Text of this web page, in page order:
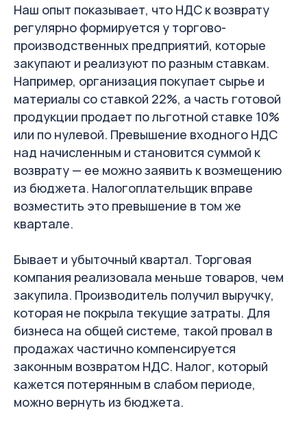
Наш опыт показывает, что НДС к возврату
регулярно формируется у торгово-
производственных предприятий, которые
закупают и реализуют по разным ставкам.
Например, организация покупает сырье и
материалы со ставкой 22%, а часть готовой
продукции продает по льготной ставке 10%
или по нулевой. Превышение входного НДС
над начисленным и становится суммой к
возврату — ее можно заявить к возмещению
из бюджета. Налогоплательщик вправе
возместить это превышение в том же
квартале.
Бывает и убыточный квартал. Торговая
компания реализовала меньше товаров, чем
закупила. Производитель получил выручку,
которая не покрыла текущие затраты. Для
бизнеса на общей системе, такой провал в
продажах частично компенсируется
законным возвратом НДС. Налог, который
кажется потерянным в слабом периоде,
можно вернуть из бюджета.
Разбираем такие ситуации и свежую
практику ФНС для собственников раз
в неделю в нашем канале.